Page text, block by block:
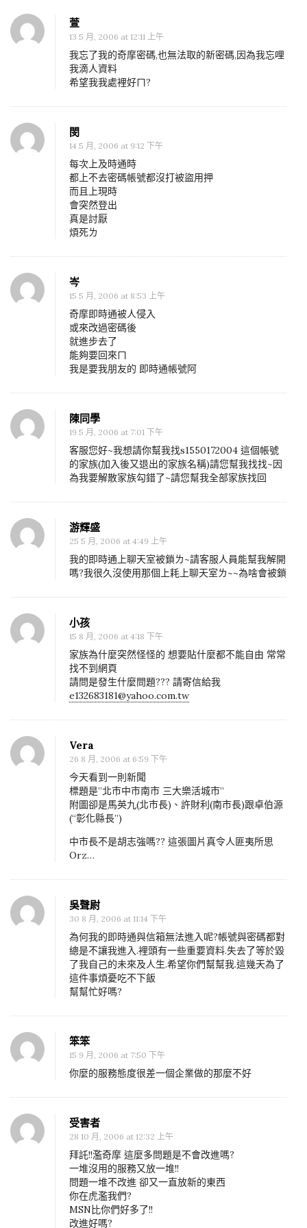
板
啦
萱
13 5 月, 2006 at 12:11 上午
我忘了我的奇摩密碼,也無法取的新密碼,因為我忘哩
我滴人資料
希望我我處裡好ㄇ?
閔
14 5 月, 2006 at 9:12 下午
每次上及時通時
都上不去密碼帳號都沒打被盜用押
而且上現時
會突然登出
真是討厭
煩死ㄌ
岑
15 5 月, 2006 at 8:53 上午
奇摩即時通被人侵入
或來改過密碼後
就進步去了
能夠要回來ㄇ
我是要我朋友的 即時通帳號阿
陳同學
19 5 月, 2006 at 7:01 下午
客服您好~我想請你幫我找s1550172004 這個帳號
的家族(加入後又退出的家族名稱)請您幫我找找~因
為我要解散家族勾錯了~請您幫我全部家族找回
游輝盛
25 5 月, 2006 at 4:49 上午
我的即時通上聊天室被鎖ㄌ~請客服人員能幫我解開
嗎?我很久沒使用那個上耗上聊天室ㄌ~~為啥會被鎖
小孩
15 8 月, 2006 at 4:18 下午
家族為什麼突然怪怪的 想要貼什麼都不能自由 常常
找不到網頁
請問是發生什麼問題??? 請寄信給我
e132683181@yahoo.com.tw
Vera
26 8 月, 2006 at 6:59 下午
今天看到一則新聞
標題是”北市中市南市 三大樂活城市”
附圖卻是馬英九(北市長)、許財利(南市長)跟卓伯源
(“彰化縣長”)
中市長不是胡志強嗎?? 這張圖片真令人匪夷所思
Orz…
吳聲尉
30 8 月, 2006 at 11:14 下午
為何我的即時通與信箱無法進入呢?帳號與密碼都對
總是不讓我進入.裡頭有一些重要資料.失去了等於毀
了我自己的未來及人生.希望你們幫幫我.這幾天為了
這件事煩憂吃不下飯
幫幫忙好嗎?
笨笨
15 9 月, 2006 at 7:50 下午
你麼的服務態度很差一個企業做的那麼不好
受害者
28 10 月, 2006 at 12:32 上午
拜託!!濫奇摩 這麼多問題是不會改進嗎?
一堆沒用的服務又放一堆!!
問題一堆不改進 卻又一直放新的東西
你在虎濫我們?
MSN比你們好多了!!
改進好嗎?